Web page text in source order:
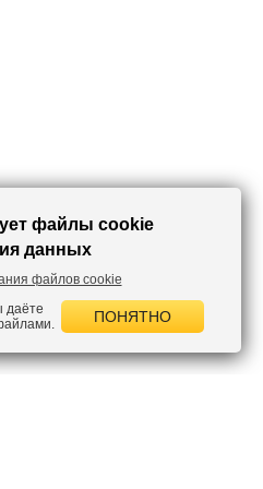
файлы cookie
данных
файлов cookie
даёте
ПОНЯТНО